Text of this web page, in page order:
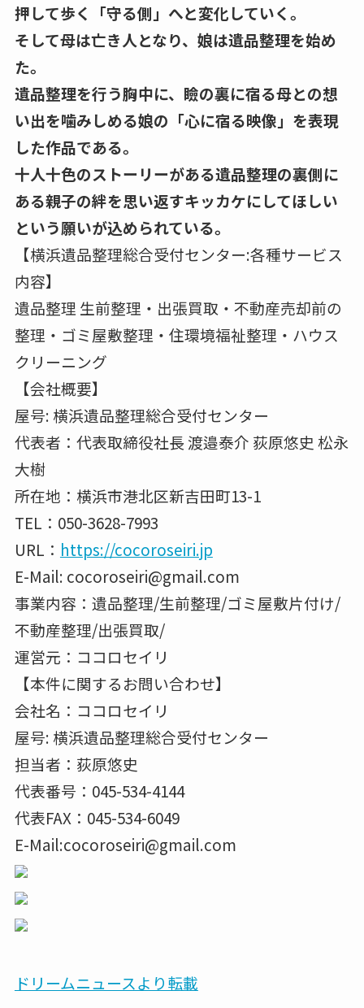
押して歩く「守る側」へと変化していく。
そして母は亡き人となり、娘は遺品整理を始め
た。
遺品整理を行う胸中に、瞼の裏に宿る母との想
い出を噛みしめる娘の「心に宿る映像」を表現
した作品である。
十人十色のストーリーがある遺品整理の裏側に
ある親子の絆を思い返すキッカケにしてほしい
という願いが込められている。
【横浜遺品整理総合受付センター:各種サービス
内容】
遺品整理 生前整理・出張買取・不動産売却前の
整理・ゴミ屋敷整理・住環境福祉整理・ハウス
クリーニング
【会社概要】
屋号: 横浜遺品整理総合受付センター
代表者：代表取締役社長 渡邉泰介 荻原悠史 松永
大樹
所在地：横浜市港北区新吉田町13-1
TEL：050-3628-7993
URL： https://cocoroseiri.jp
E-Mail: cocoroseiri@gmail.com
事業内容：遺品整理/生前整理/ゴミ屋敷片付け/
不動産整理/出張買取/
運営元：ココロセイリ
【本件に関するお問い合わせ】
会社名：ココロセイリ
屋号: 横浜遺品整理総合受付センター
担当者：荻原悠史
代表番号：045-534-4144
代表FAX：045-534-6049
E-Mail:cocoroseiri@gmail.com
ドリームニュースより転載